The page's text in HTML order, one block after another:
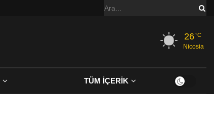
26°C
Nicosia
TÜM İÇERİK